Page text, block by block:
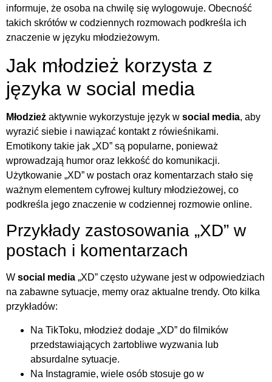
informuje, że osoba na chwilę się wylogowuje. Obecność
takich skrótów w codziennych rozmowach podkreśla ich
znaczenie w języku młodzieżowym.
Jak młodzież korzysta z
języka w social media
Młodzież aktywnie wykorzystuje język w social media, aby
wyrazić siebie i nawiązać kontakt z rówieśnikami.
Emotikony takie jak „XD” są popularne, ponieważ
wprowadzają humor oraz lekkość do komunikacji.
Użytkowanie „XD” w postach oraz komentarzach stało się
ważnym elementem cyfrowej kultury młodzieżowej, co
podkreśla jego znaczenie w codziennej rozmowie online.
Przykłady zastosowania „XD” w
postach i komentarzach
W social media „XD” często używane jest w odpowiedziach
na zabawne sytuacje, memy oraz aktualne trendy. Oto kilka
przykładów:
Na TikToku, młodzież dodaje „XD” do filmików
przedstawiających żartobliwe wyzwania lub
absurdalne sytuacje.
Na Instagramie, wiele osób stosuje go w